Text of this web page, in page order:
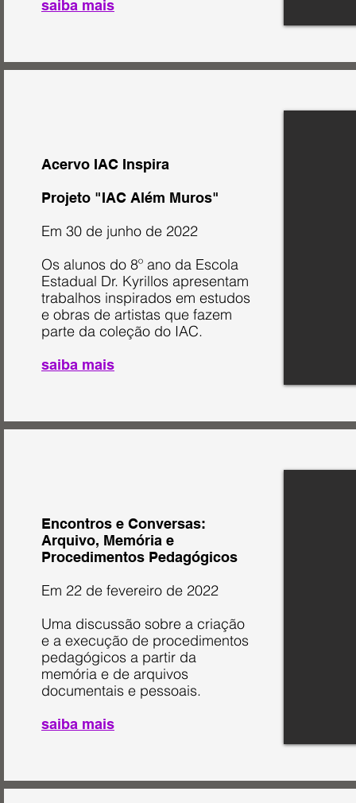
saiba mais
Acervo IAC Inspira
Projeto "IAC Além Muros"
Em 30 de junho de 2022
Os alunos do 8º ano da Escola
Estadual Dr. Kyrillos apresentam
trabalhos inspirados em estudos
e obras de artistas que fazem
parte da coleção do IAC.
saiba mais
Encontros e Conversas:
Arquivo, Memória e
Procedimentos Pedagógicos
Em 22 de fevereiro de 2022
Uma discussão sobre a criação
e a execução de procedimentos
pedagógicos a partir da
memória e de arquivos
documentais e pessoais.
saiba mais